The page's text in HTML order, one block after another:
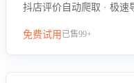
抖店评价自动爬取 · 极速
免费试用 已售99+